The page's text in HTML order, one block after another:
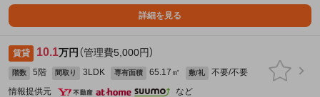
詳細を見る
賃貸 10.1万円 （管理費5,000円）
階数 5階 間取り 3LDK 専有面積 65.17㎡ 敷/礼
不要/不要
情報提供元
など